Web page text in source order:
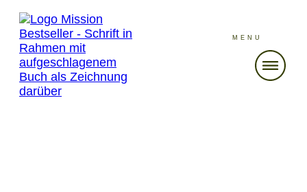
MENU